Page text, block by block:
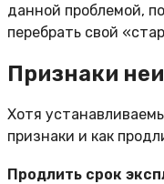
данной проблемой,
перебрать свой
Признаки
Хотя
признаки и как
Продлить срок